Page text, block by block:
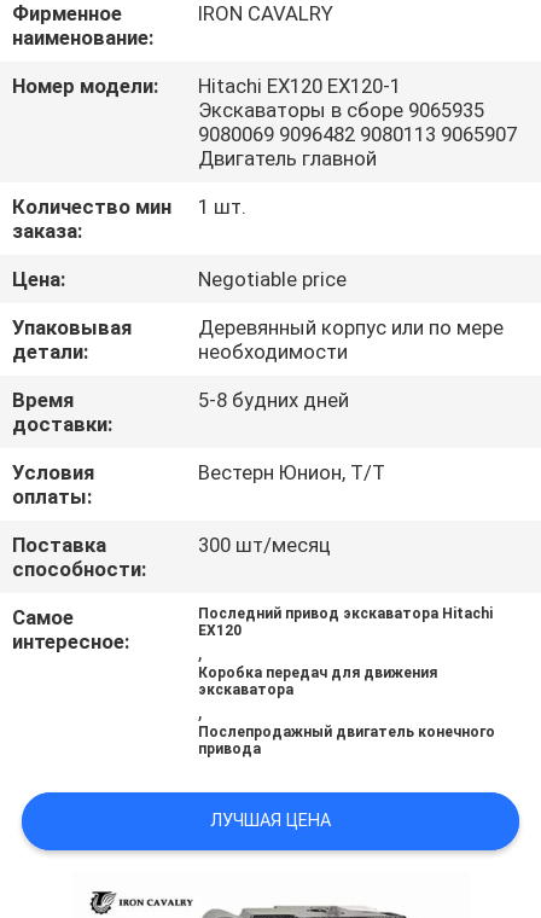
НАША
ФАБРИКА
КАЧЕСТВА
КОНТАКТНЫЕ
ДАННЫЕ
НОВОСТИ
ВСЕ
ОТПРАВИТЬ
ЗАПРОС
ПОЛИТИКА
УЕДИНЕНИЯ
Фирменное
наименование:
IRON CAVALRY
Номер модели:
Hitachi EX120 EX120-1
Экскаваторы в сборе 9065935
9080069 9096482 9080113 9065907
Двигатель главной
Количество мин
заказа:
1 шт.
Цена:
Negotiable price
Упаковывая
детали:
Деревянный корпус или по мере
необходимости
Время
доставки:
5-8 будних дней
Условия
оплаты:
Вестерн Юнион, Т/Т
Поставка
способности:
300 шт/месяц
Самое
интересное:
Последний привод экскаватора Hitachi
EX120
,
Коробка передач для движения
экскаватора
,
Послепродажный двигатель конечного
привода
ЛУЧШАЯ ЦЕНА